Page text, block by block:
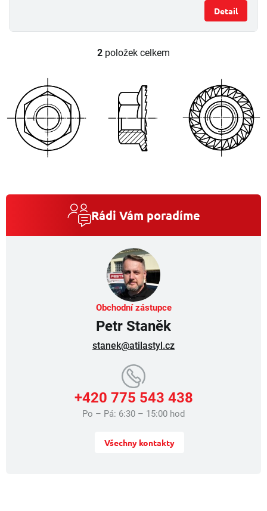
Detail
O
á
d
a
í
p
y
ý
i
s
u
2 položek celkem
Rádi Vám poradíme
Obchodní zástupce
Petr Staněk
stanek@atilastyl.cz
+420 775 543 438
Po – Pá: 6:30 – 15:00 hod
Všechny kontakty